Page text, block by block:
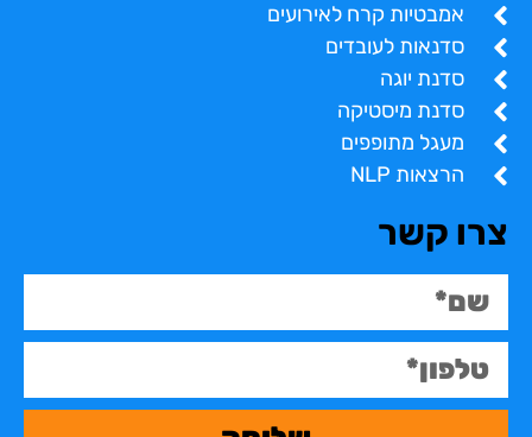
אמבטיות קרח לאירועים
סדנאות לעובדים
סדנת יוגה
סדנת מיסטיקה
מעגל מתופפים
הרצאות NLP
צרו קשר